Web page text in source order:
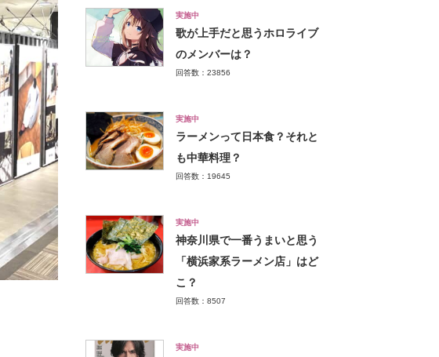
実施中
歌が上手だと思うホロライブ
のメンバーは？
回答数：23856
実施中
ラーメンって日本食？それと
も中華料理？
回答数：19645
実施中
神奈川県で一番うまいと思う
「横浜家系ラーメン店」はど
こ？
回答数：8507
実施中